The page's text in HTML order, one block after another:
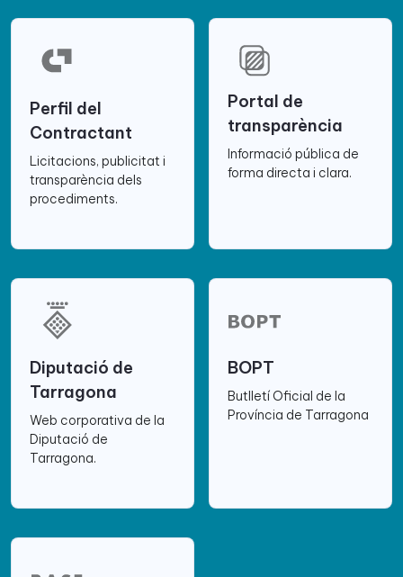
Perfil del
Contractant
Licitacions, publicitat i
transparència dels
procediments.
Portal de
transparència
Informació pública de
forma directa i clara.
Diputació de
Tarragona
Web corporativa de la
Diputació de
Tarragona.
BOPT
Butlletí Oficial de la
Província de Tarragona